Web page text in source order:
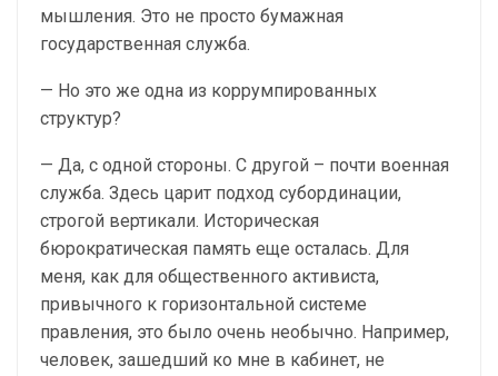
мышления. Это не просто бумажная
государственная служба.
— Но это же одна из коррумпированных
структур?
— Да, с одной стороны. С другой – почти военная
служба. Здесь царит подход субординации,
строгой вертикали. Историческая
бюрократическая память еще осталась. Для
меня, как для общественного активиста,
привычного к горизонтальной системе
правления, это было очень необычно. Например,
человек, зашедший ко мне в кабинет, не